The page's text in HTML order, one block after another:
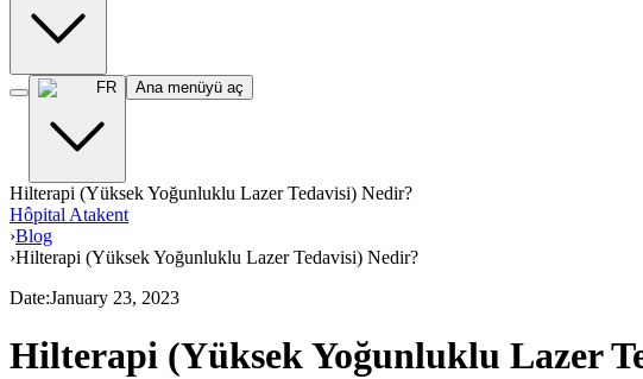
FR Ana menüyü aç
Hilterapi (Yüksek Yoğunluklu Lazer Tedavisi) Nedir?
Hôpital Atakent
›Blog
›Hilterapi (Yüksek Yoğunluklu Lazer Tedavisi) Nedir?
Date:January 23, 2023
Hilterapi (Yüksek Yoğunluklu Lazer